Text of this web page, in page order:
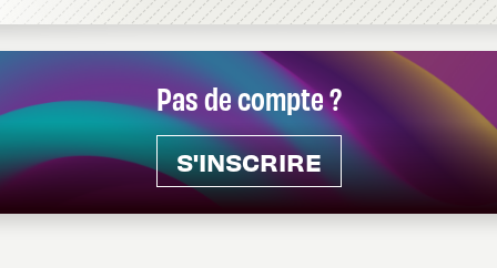
Pas de compte ?
S'INSCRIRE